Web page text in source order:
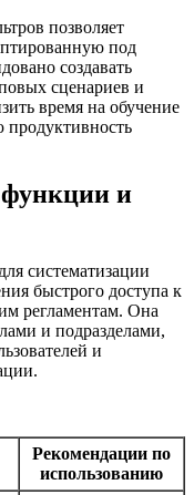
позволяет
под
создавать
сценариев и
время на обучение
и
систематизации
быстрого доступа к
регламентам. Она
и подразделами,
и
Рекомендации по
использованию